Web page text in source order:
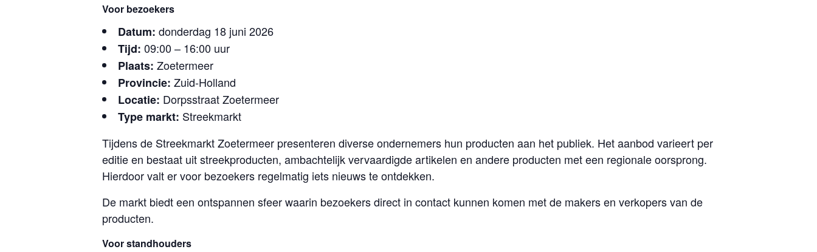
Voor bezoekers
Datum: donderdag 18 juni 2026
Tijd: 09:00 – 16:00 uur
Plaats: Zoetermeer
Provincie: Zuid-Holland
Locatie: Dorpsstraat Zoetermeer
Type markt: Streekmarkt
Tijdens de Streekmarkt Zoetermeer presenteren diverse ondernemers hun producten aan het publiek. Het aanbod varieert per
editie en bestaat uit streekproducten, ambachtelijk vervaardigde artikelen en andere producten met een regionale oorsprong.
Hierdoor valt er voor bezoekers regelmatig iets nieuws te ontdekken.
De markt biedt een ontspannen sfeer waarin bezoekers direct in contact kunnen komen met de makers en verkopers van de
producten.
Voor standhouders